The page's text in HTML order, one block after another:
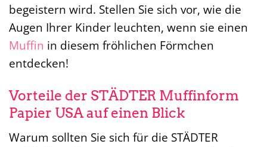
begeistern wird. Stellen Sie sich vor, wie die
Augen Ihrer Kinder leuchten, wenn sie einen
Muffin in diesem fröhlichen Förmchen
entdecken!
Vorteile der STÄDTER Muffinform
Papier USA auf einen Blick
Warum sollten Sie sich für die STÄDTER